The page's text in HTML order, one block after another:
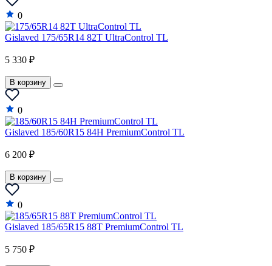
0
Gislaved 175/65R14 82T UltraControl TL
5 330 ₽
В корзину
0
Gislaved 185/60R15 84H PremiumControl TL
6 200 ₽
В корзину
0
Gislaved 185/65R15 88T PremiumControl TL
5 750 ₽